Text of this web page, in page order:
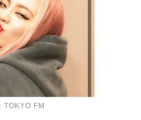
TOKYO FM